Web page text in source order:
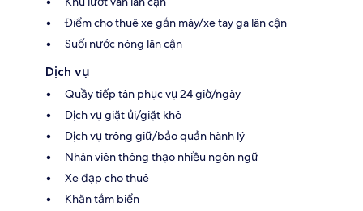
Điểm cho thuê xe gắn máy/xe tay ga lân cận
Suối nước nóng lân cận
Dịch vụ
Quầy tiếp tân phục vụ 24 giờ/ngày
Dịch vụ giặt ủi/giặt khô
Dịch vụ trông giữ/bảo quản hành lý
Nhân viên thông thạo nhiều ngôn ngữ
Xe đạp cho thuê
Khăn tắm biển